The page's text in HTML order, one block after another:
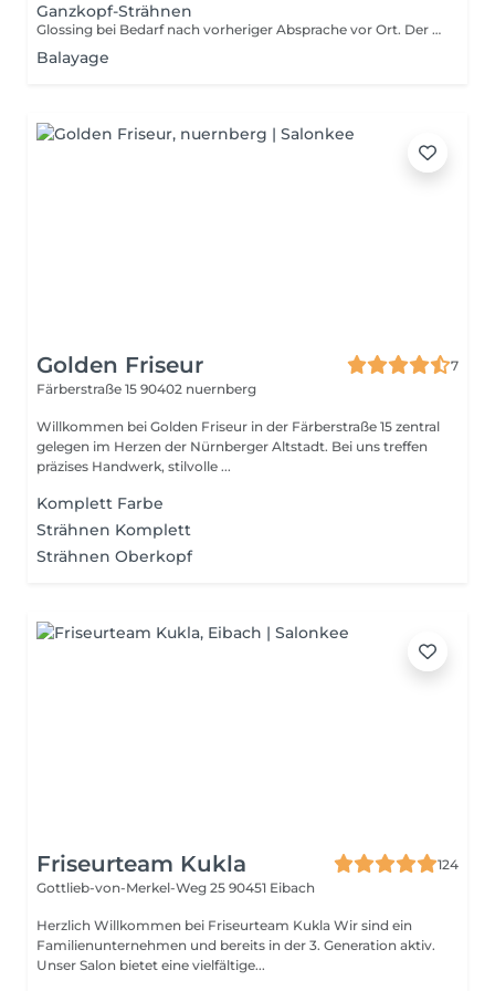
Ganzkopf-Strähnen
Glossing bei Bedarf nach vorheriger Absprache vor Ort. Der Preis richtet sich nach Aufwand.
Balayage
Golden Friseur
7
Färberstraße 15 90402 nuernberg
Willkommen bei Golden Friseur in der Färberstraße 15 zentral
gelegen im Herzen der Nürnberger Altstadt. Bei uns treffen
präzises Handwerk, stilvolle ...
Komplett Farbe
Strähnen Komplett
Strähnen Oberkopf
Friseurteam Kukla
124
Gottlieb-von-Merkel-Weg 25 90451 Eibach
Herzlich Willkommen bei Friseurteam Kukla Wir sind ein
Familienunternehmen und bereits in der 3. Generation aktiv.
Unser Salon bietet eine vielfältige...